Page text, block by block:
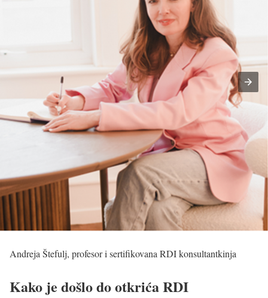
Andreja Štefulj, profesor i sertifikovana RDI konsultantkinja
Kako je došlo do otkrića RDI